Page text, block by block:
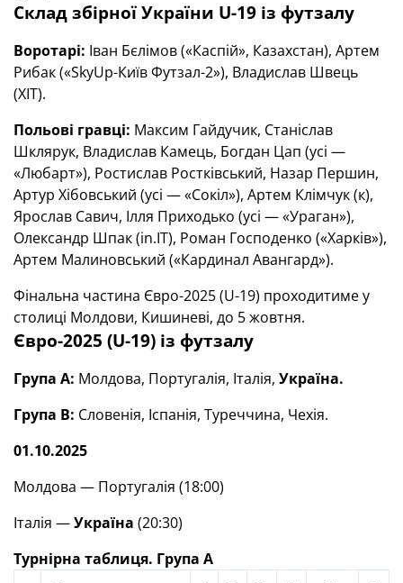
Склад збірної України U-19 із футзалу
Воротарі: Іван Бєлімов («Каспій», Казахстан), Артем
Рибак («SkyUp-Київ Футзал-2»), Владислав Швець
(ХІТ).
Польові гравці: Максим Гайдучик, Станіслав
Шклярук, Владислав Камець, Богдан Цап (усі —
«Любарт»), Ростислав Ростківський, Назар Першин,
Артур Хібовський (усі — «Сокіл»), Артем Клімчук (к),
Ярослав Савич, Ілля Приходько (усі — «Ураган»),
Олександр Шпак (in.IT), Роман Господенко («Харків»),
Артем Малиновський («Кардинал Авангард»).
Фінальна частина Євро-2025 (U-19) проходитиме у
столиці Молдови, Кишиневі, до 5 жовтня.
Євро-2025 (U-19) із футзалу
Група А: Молдова, Португалія, Італія, Україна.
Група В: Словенія, Іспанія, Туреччина, Чехія.
01.10.2025
Молдова — Португалія (18:00)
Італія —Україна (20:30)
Турнірна таблиця. Група А